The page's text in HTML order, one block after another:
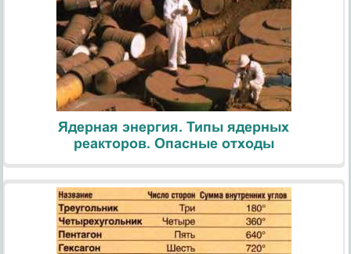
Ядерная энергия. Типы ядерных
реакторов. Опасные отходы